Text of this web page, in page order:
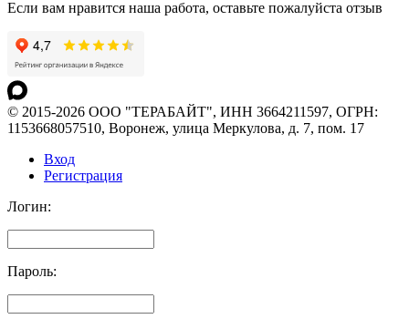
Если вам нравится наша работа, оставьте пожалуйста отзыв
© 2015-2026 ООО "ТЕРАБАЙТ", ИНН 3664211597, ОГРН:
1153668057510, Воронеж, улица Меркулова, д. 7, пом. 17
Вход
Регистрация
Логин:
Пароль: